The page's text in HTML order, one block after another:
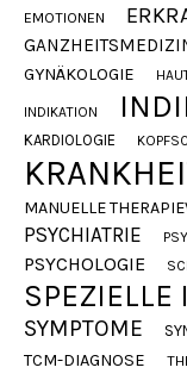
EMOTIONEN
GYNÄKOLOGIE
INDIKATION
KARDIOLOGIE
MANUELLE
PSYCHIATRIE
PSYCHOLOGIE
SPEZIELLE
SYMPTOME
TCM-DIAGNOSE